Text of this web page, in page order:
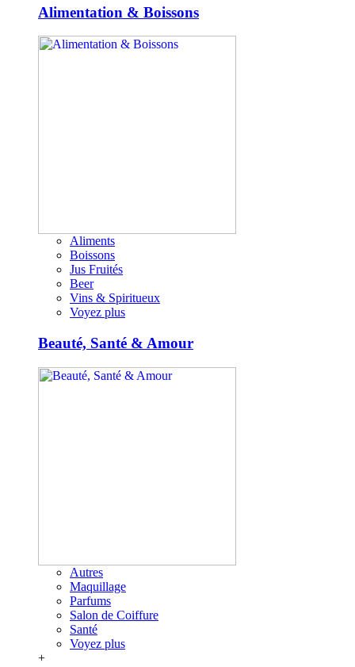
Alimentation & Boissons
Aliments
Boissons
Jus Fruités
Beer
Vins & Spiritueux
Voyez plus
Beauté, Santé & Amour
Autres
Maquillage
Parfums
Salon de Coiffure
Santé
Voyez plus
+